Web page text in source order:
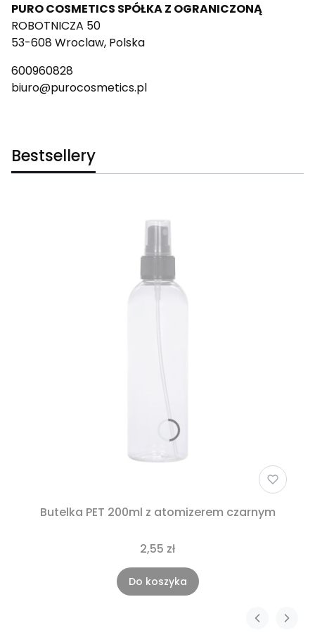
PURO COSMETICS SPÓŁKA Z OGRANICZONĄ
ROBOTNICZA 50
53-608 Wroclaw, Polska
600960828
biuro@purocosmetics.pl
Bestsellery
Butelka PET 200ml z atomizerem czarnym
2,55 zł
Do koszyka